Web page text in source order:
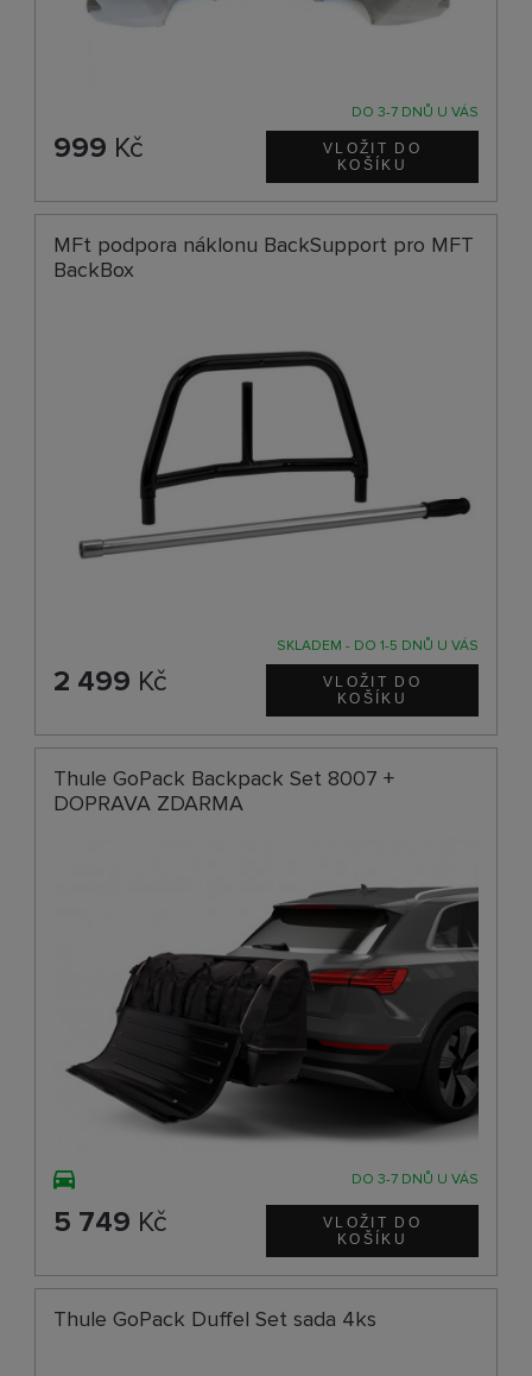
DO 3-7 DNŮ U VÁS
999 Kč
MFt podpora náklonu BackSupport pro MFT
BackBox
SKLADEM - DO 1-5 DNŮ U VÁS
2 499 Kč
Thule GoPack Backpack Set 8007 +
DOPRAVA ZDARMA
DO 3-7 DNŮ U VÁS
5 749 Kč
Thule GoPack Duffel Set sada 4ks